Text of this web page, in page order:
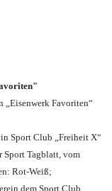
„Eisenwerk Favoriten“
Sport Club „Freiheit X“
Sport Tagblatt, vom
Rot-Weiß;
dem Sport Club